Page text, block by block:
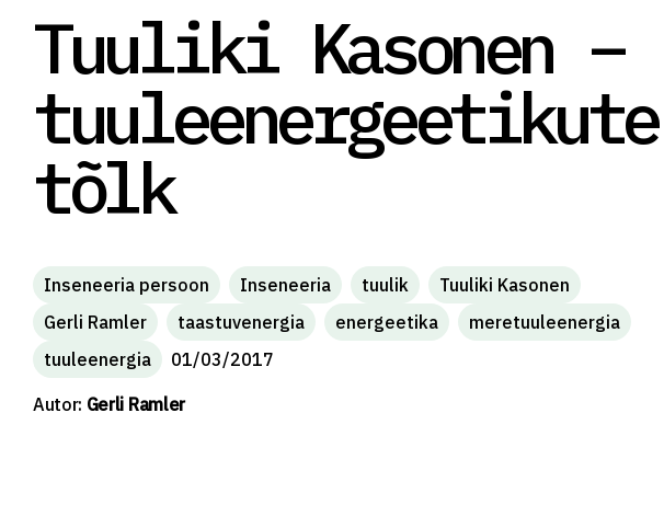
Tuuliki Kasonen –
tuuleenergeetikute
tõlk
Inseneeria persoon Inseneeria tuulik
Tuuliki Kasonen
Gerli Ramler
taastuvenergia energeetika
meretuuleenergia
tuuleenergia
01/03/2017
Autor: Gerli Ramler